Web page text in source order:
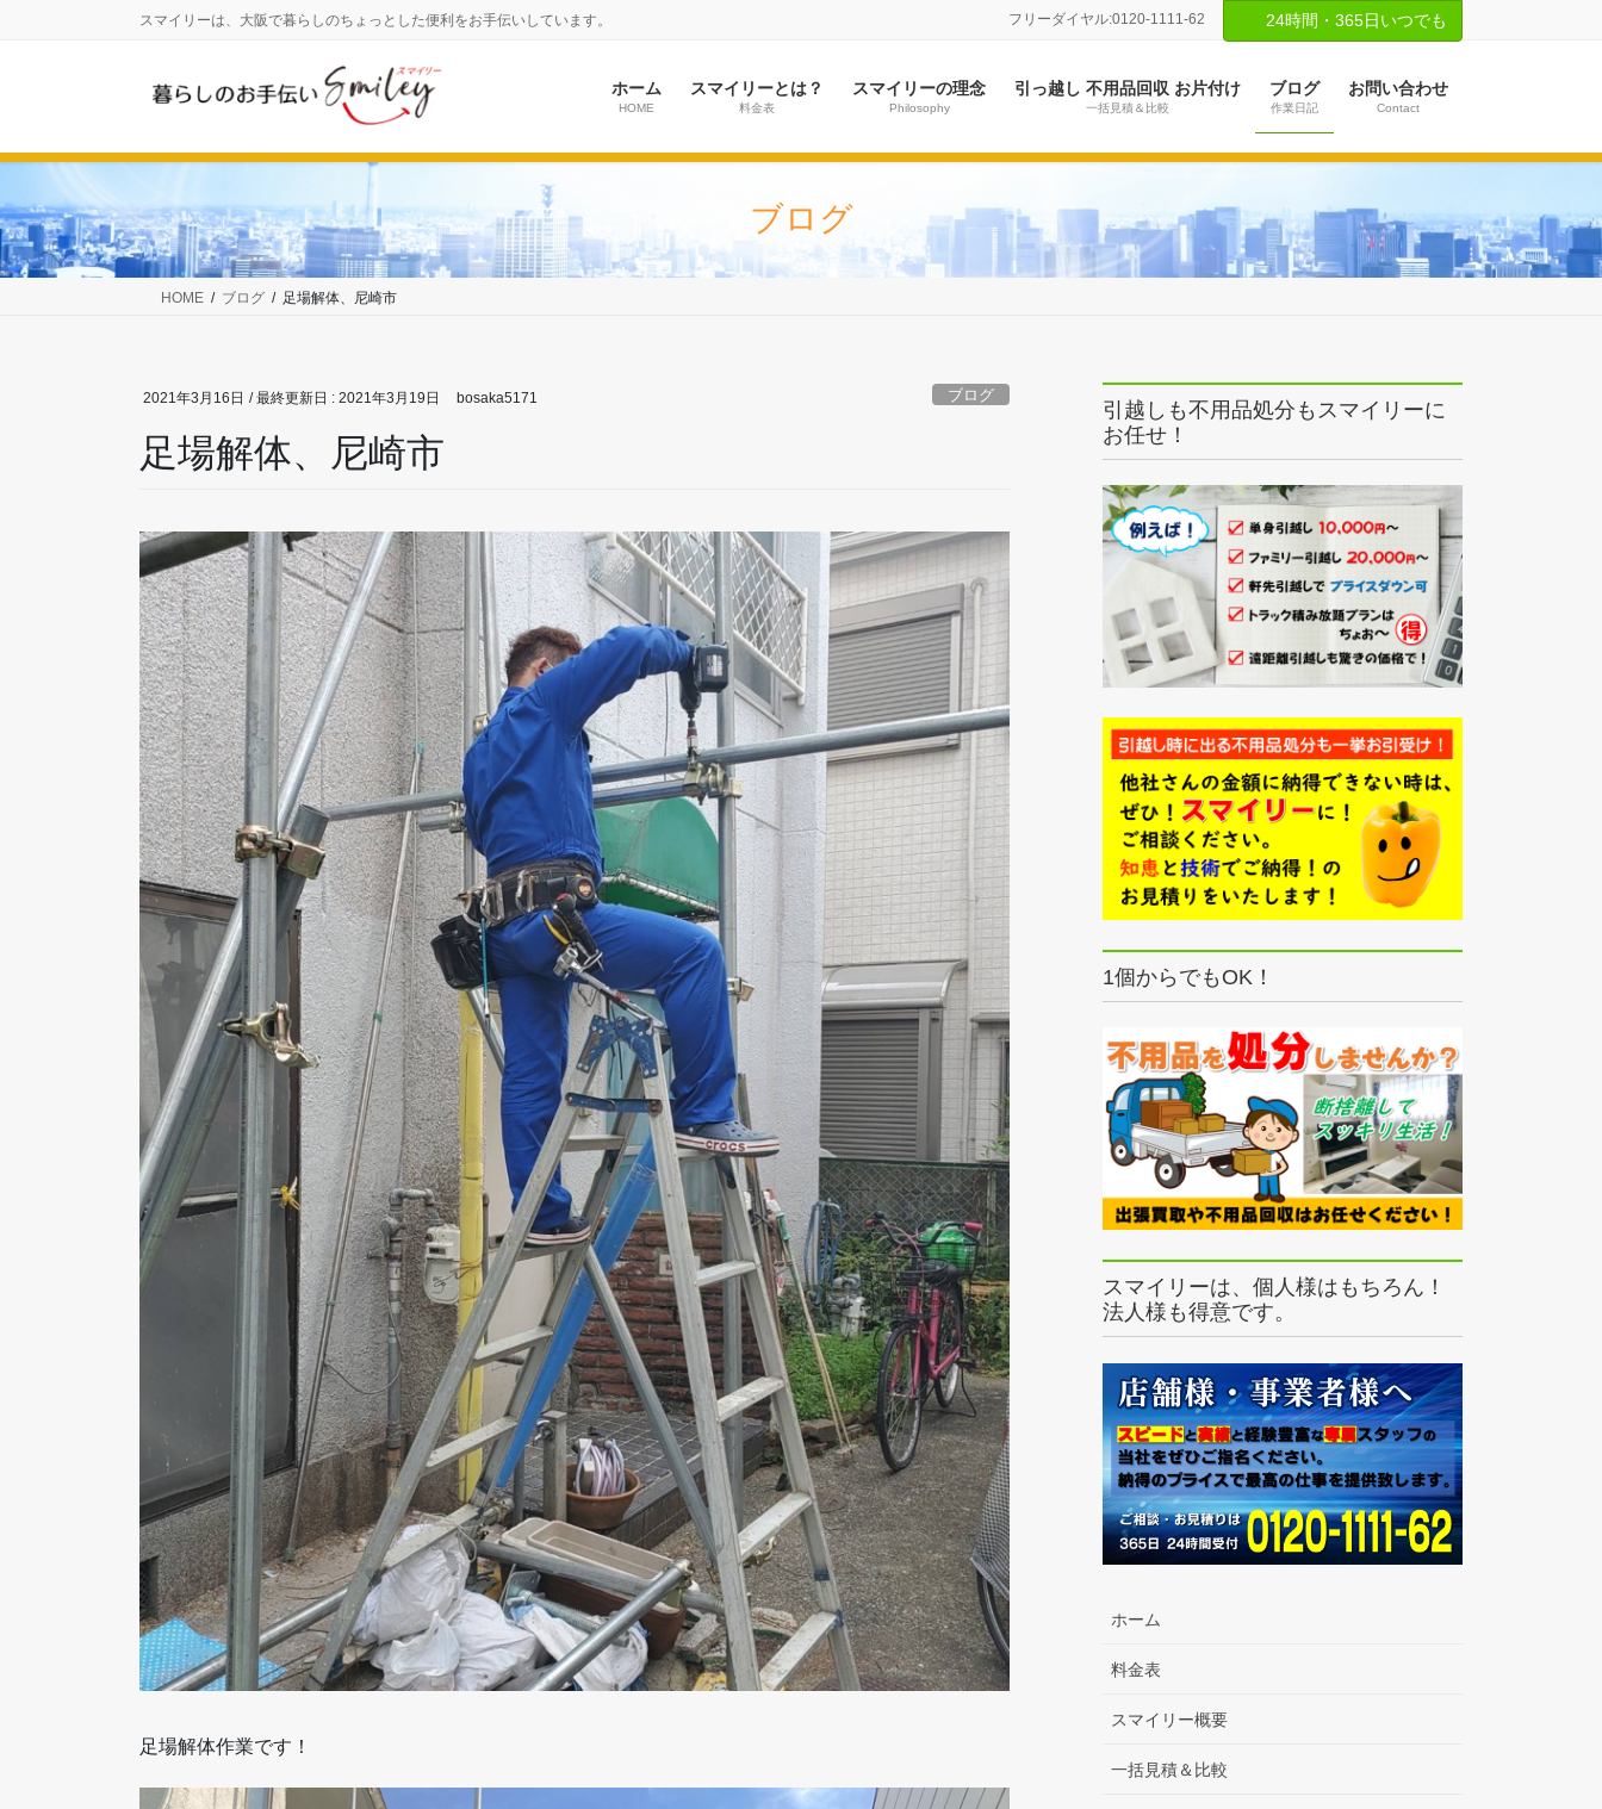
に
動
ョ
に
移
動
スマイリーは、大阪で暮らしのちょっとした便利をお手伝いしています。 フリーダイヤル:0120-1111-62 24時間・365日いつでも
ホーム
HOME
スマイリーとは？
料金表
スマイリーの理念
Philosophy
引っ越し 不用品回収 お片付け
一括見積＆比較
ブログ
作業日記
お問い合わせ
Contact
ブログ
HOME ブログ 足場解体、尼崎市
2021年3月16日 / 最終更新日 : 2021年3月19日 bosaka5171 ブログ
足場解体、尼崎市
足場解体作業です！
引越しも不用品処分もスマイリーに
お任せ！
1個からでもOK！
スマイリーは、個人様はもちろん！
法人様も得意です。
ホーム
料金表
スマイリー概要
一括見積＆比較